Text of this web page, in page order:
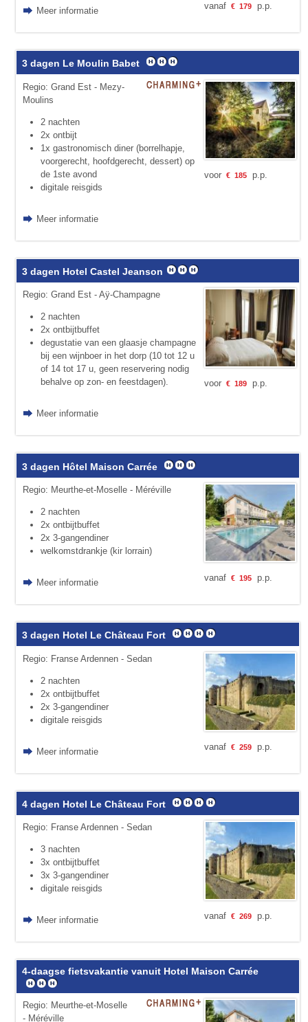
Meer informatie vanaf € 179p.p.
3 dagen Le Moulin Babet
Regio: Grand Est - Mezy-
Moulins
2 nachten
2x ontbijt
1x gastronomisch diner (borrelhapje,
voorgerecht, hoofdgerecht, dessert) op
de 1ste avond
digitale reisgids
Meer informatie
voor € 185p.p.
3 dagen Hotel Castel Jeanson
Regio: Grand Est - Aÿ-Champagne
2 nachten
2x ontbijtbuffet
degustatie van een glaasje champagne
bij een wijnboer in het dorp (10 tot 12 u
of 14 tot 17 u, geen reservering nodig
behalve op zon- en feestdagen).
Meer informatie
voor € 189p.p.
3 dagen Hôtel Maison Carrée
Regio: Meurthe-et-Moselle - Méréville
2 nachten
2x ontbijtbuffet
2x 3-gangendiner
welkomstdrankje (kir lorrain)
Meer informatie vanaf € 195p.p.
3 dagen Hotel Le Château Fort
Regio: Franse Ardennen - Sedan
2 nachten
2x ontbijtbuffet
2x 3-gangendiner
digitale reisgids
Meer informatie vanaf € 259p.p.
4 dagen Hotel Le Château Fort
Regio: Franse Ardennen - Sedan
3 nachten
3x ontbijtbuffet
3x 3-gangendiner
digitale reisgids
Meer informatie vanaf € 269p.p.
4-daagse fietsvakantie vanuit Hotel Maison Carrée
Regio: Meurthe-et-Moselle
- Méréville